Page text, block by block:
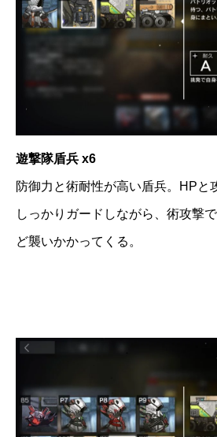
遊撃隊盾兵 x6
防御力と術耐性が高い盾兵。HPと
しっかりガードしながら、術攻撃
ど襲いかかってくる。